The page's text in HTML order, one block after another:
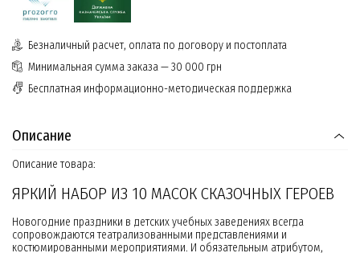
Безналичный расчет, оплата по договору и постоплата
Минимальная сумма заказа — 30 000 грн
Бесплатная информационно-методическая поддержка
Описание
Описание товара:
ЯРКИЙ НАБОР ИЗ 10 МАСОК СКАЗОЧНЫХ ГЕРОЕВ
Новогодние праздники в детских учебных заведениях всегда
сопровождаются театрализованными представлениями и
костюмированными мероприятиями. И обязательным атрибутом,